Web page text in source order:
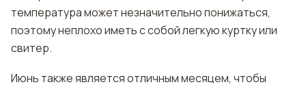
температура может незначительно понижаться,
поэтому неплохо иметь с собой легкую куртку или
свитер.
Июнь также является отличным месяцем, чтобы